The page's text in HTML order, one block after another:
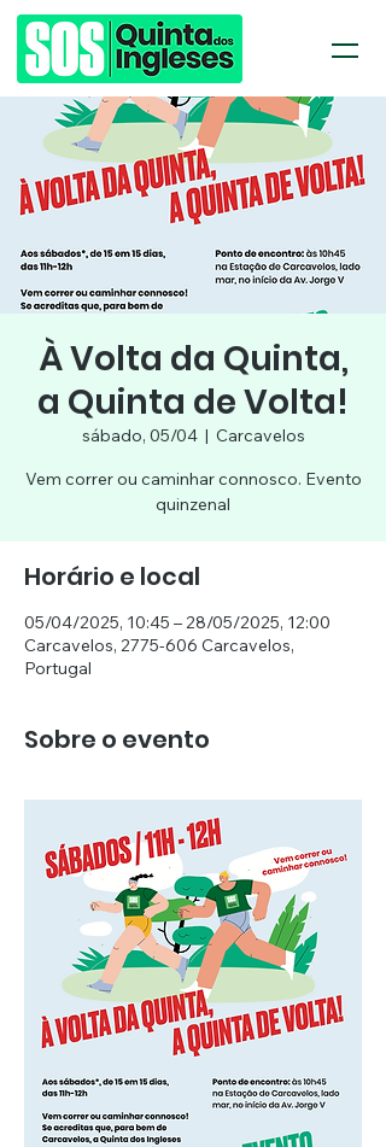
À Volta da Quinta,
a Quinta de Volta!
sábado, 05/04
  |
Carcavelos
Vem correr ou caminhar connosco. Evento
quinzenal
Horário e local
05/04/2025, 10:45 – 28/05/2025, 12:00
Carcavelos, 2775-606 Carcavelos,
Portugal
Sobre o evento